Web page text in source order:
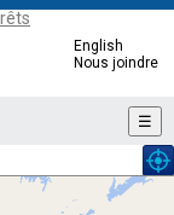
English
Nous joindre
☰